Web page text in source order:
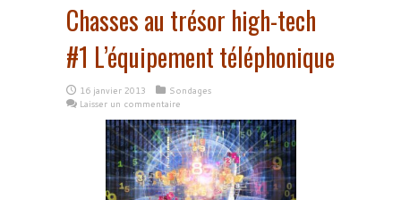
Chasses au trésor high-tech
#1 L’équipement téléphonique
16 janvier 2013
Sondages
Laisser un commentaire